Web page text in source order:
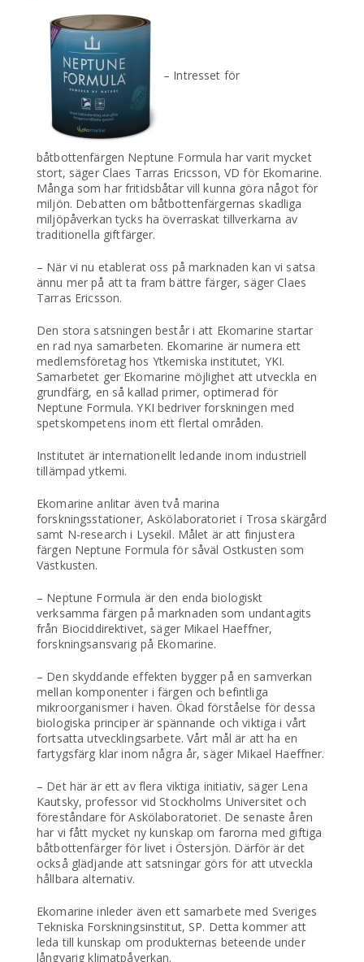
– Intresset för
båtbottenfärgen Neptune Formula har varit mycket
stort, säger Claes Tarras Ericsson, VD för Ekomarine.
Många som har fritidsbåtar vill kunna göra något för
miljön. Debatten om båtbottenfärgernas skadliga
miljöpåverkan tycks ha överraskat tillverkarna av
traditionella giftfärger.
– När vi nu etablerat oss på marknaden kan vi satsa
ännu mer på att ta fram bättre färger, säger Claes
Tarras Ericsson.
Den stora satsningen består i att Ekomarine startar
en rad nya samarbeten. Ekomarine är numera ett
medlemsföretag hos Ytkemiska institutet, YKI.
Samarbetet ger Ekomarine möjlighet att utveckla en
grundfärg, en så kallad primer, optimerad för
Neptune Formula. YKI bedriver forskningen med
spetskompetens inom ett flertal områden.
Institutet är internationellt ledande inom industriell
tillämpad ytkemi.
Ekomarine anlitar även två marina
forskningsstationer, Askölaboratoriet i Trosa skärgård
samt N-research i Lysekil. Målet är att finjustera
färgen Neptune Formula för såväl Ostkusten som
Västkusten.
– Neptune Formula är den enda biologiskt
verksamma färgen på marknaden som undantagits
från Biociddirektivet, säger Mikael Haeffner,
forskningsansvarig på Ekomarine.
– Den skyddande effekten bygger på en samverkan
mellan komponenter i färgen och befintliga
mikroorganismer i haven. Ökad förståelse för dessa
biologiska principer är spännande och viktiga i vårt
fortsatta utvecklingsarbete. Vårt mål är att ha en
fartygsfärg klar inom några år, säger Mikael Haeffner.
– Det här är ett av flera viktiga initiativ, säger Lena
Kautsky, professor vid Stockholms Universitet och
föreståndare för Askölaboratoriet. De senaste åren
har vi fått mycket ny kunskap om farorna med giftiga
båtbottenfärger för livet i Östersjön. Därför är det
också glädjande att satsningar görs för att utveckla
hållbara alternativ.
Ekomarine inleder även ett samarbete med Sveriges
Tekniska Forskningsinstitut, SP. Detta kommer att
leda till kunskap om produkternas beteende under
långvarig klimatpåverkan.